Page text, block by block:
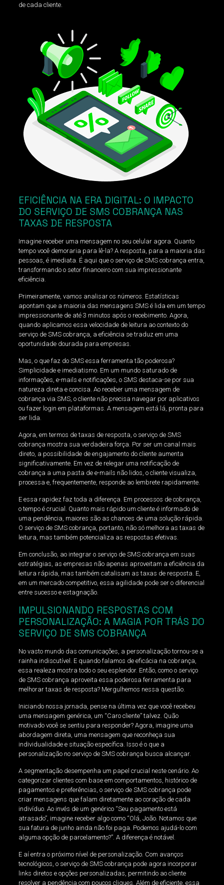
de cada cliente.
EFICIÊNCIA NA ERA DIGITAL: O IMPACTO
DO SERVIÇO DE SMS COBRANÇA NAS
TAXAS DE RESPOSTA
Imagine receber uma mensagem no seu celular agora. Quanto
tempo você demoraria para lê-la? A resposta, para a maioria das
pessoas, é imediata. É aqui que o serviço de SMS cobrança entra,
transformando o setor financeiro com sua impressionante
eficiência.
Primeiramente, vamos analisar os números. Estatísticas
apontam que a maioria das mensagens SMS é lida em um tempo
impressionante de até 3 minutos após o recebimento. Agora,
quando aplicamos essa velocidade de leitura ao contexto do
serviço de SMS cobrança, a eficiência se traduz em uma
oportunidade dourada para empresas.
Mas, o que faz do SMS essa ferramenta tão poderosa?
Simplicidade e imediatismo. Em um mundo saturado de
informações, e-mails e notificações, o SMS destaca-se por sua
natureza direta e concisa. Ao receber uma mensagem de
cobrança via SMS, o cliente não precisa navegar por aplicativos
ou fazer login em plataformas. A mensagem está lá, pronta para
ser lida.
Agora, em termos de taxas de resposta, o serviço de SMS
cobrança mostra sua verdadeira força. Por ser um canal mais
direto, a possibilidade de engajamento do cliente aumenta
significativamente. Em vez de relegar uma notificação de
cobrança a uma pasta de e-mails não lidos, o cliente visualiza,
processa e, frequentemente, responde ao lembrete rapidamente.
E essa rapidez faz toda a diferença. Em processos de cobrança,
o tempo é crucial. Quanto mais rápido um cliente é informado de
uma pendência, maiores são as chances de uma solução rápida.
O serviço de SMS cobrança, portanto, não só melhora as taxas de
leitura, mas também potencializa as respostas efetivas.
Em conclusão, ao integrar o serviço de SMS cobrança em suas
estratégias, as empresas não apenas aproveitam a eficiência da
leitura rápida, mas também catalisam as taxas de resposta. E,
em um mercado competitivo, essa agilidade pode ser o diferencial
entre sucesso e estagnação.
IMPULSIONANDO RESPOSTAS COM
PERSONALIZAÇÃO: A MAGIA POR TRÁS DO
SERVIÇO DE SMS COBRANÇA
No vasto mundo das comunicações, a personalização tornou-se a
rainha indiscutível. E quando falamos de eficácia na cobrança,
essa realeza mostra todo o seu esplendor. Então, como o serviço
de SMS cobrança aproveita essa poderosa ferramenta para
melhorar taxas de resposta? Mergulhemos nessa questão.
Iniciando nossa jornada, pense na última vez que você recebeu
uma mensagem genérica, um “Caro cliente” talvez. Quão
motivado você se sentiu para responder? Agora, imagine uma
abordagem direta, uma mensagem que reconheça sua
individualidade e situação específica. Isso é o que a
personalização no serviço de SMS cobrança busca alcançar.
A segmentação desempenha um papel crucial neste cenário. Ao
categorizar clientes com base em comportamentos, histórico de
pagamentos e preferências, o serviço de SMS cobrança pode
criar mensagens que falam diretamente ao coração de cada
indivíduo. Ao invés de um genérico “Seu pagamento está
atrasado”, imagine receber algo como “Olá, João. Notamos que
sua fatura de junho ainda não foi paga. Podemos ajudá-lo com
alguma opção de parcelamento?”. A diferença é notável.
E aí entra o próximo nível de personalização. Com avanços
tecnológicos, o serviço de SMS cobrança pode agora incorporar
links diretos e opções personalizadas, permitindo ao cliente
resolver a pendência com poucos cliques. Além de eficiente, essa